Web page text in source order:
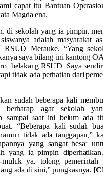
dapat itu Bantuan
Magdalena.
di sekolah yang ia pimpin,
adalah masyarakat
RSUD Merauke. “Yang
saya bilang ini kantong
belakang RSUD. Saya
tidak ada perhatian dari
sudah beberapa kali
berharap agar sekolah
sampai saat ini belum ada
“Beberapa kali sudah
tidak ada tanggapan,”
yang sangat besar
yang ia pimpin
ya, tolong pemerintah
ada di sini,” pungkasnya.